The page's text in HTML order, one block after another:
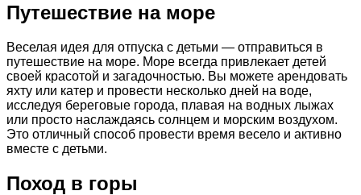
Путешествие на море
Веселая идея для отпуска с детьми — отправиться в
путешествие на море. Море всегда привлекает детей
своей красотой и загадочностью. Вы можете арендовать
яхту или катер и провести несколько дней на воде,
исследуя береговые города, плавая на водных лыжах
или просто наслаждаясь солнцем и морским воздухом.
Это отличный способ провести время весело и активно
вместе с детьми.
Поход в горы